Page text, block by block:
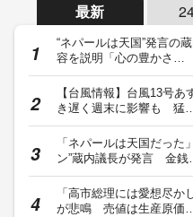
最新
“ネパールは天国”発言の
容を説明「心の豊かさ…
【台風情報】台風13号
き遅く週末に影響も 猛
「ネパールは天国だった
ン”蔵内議長が発言 金
「高市総理には愛想尽か
が悲鳴 売値は生産原価